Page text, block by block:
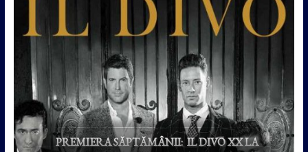
PREMIERA SĂPTĂMÂNII: IL DIVO XX LA